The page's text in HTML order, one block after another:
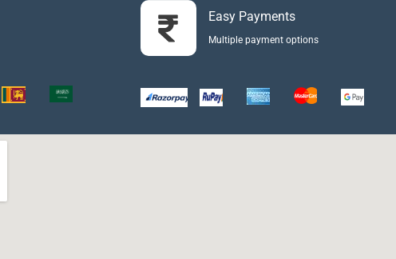
Easy Payments
Multiple payment options